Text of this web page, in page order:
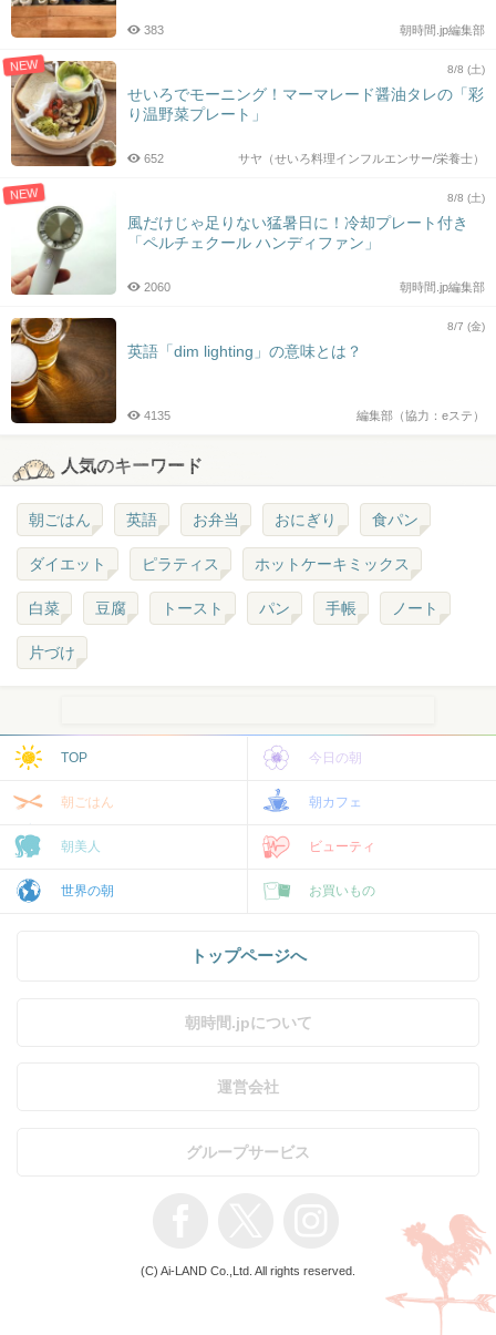
朝時間.jp編集部
383
NEW 8/8 (土)
せいろでモーニング！マーマレード醤油タレの「彩
り温野菜プレート」
サヤ（せいろ料理インフルエンサー/栄養士）
652
NEW 8/8 (土)
風だけじゃ足りない猛暑日に！冷却プレート付き
「ペルチェクール ハンディファン」
朝時間.jp編集部
2060
8/7 (金)
英語「dim lighting」の意味とは？
編集部（協力：eステ）
4135
人気のキーワード
朝ごはん 英語 お弁当 おにぎり 食パン
ダイエット ピラティス ホットケーキミックス
白菜 豆腐 トースト パン 手帳 ノート
片づけ
TOP 今日の朝
朝ごはん 朝カフェ
朝美人 ビューティ
世界の朝 お買いもの
トップページへ
朝時間.jpについて
運営会社
グループサービス
(C) Ai-LAND Co.,Ltd. All rights reserved.